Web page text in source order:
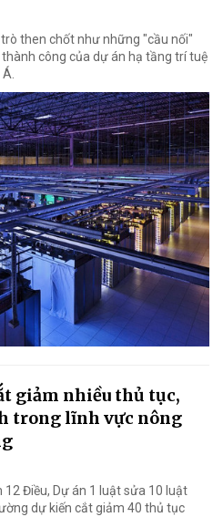
then chốt như những "cầu nối"
công của dự án hạ tầng trí tuệ
giảm nhiều thủ tục,
trong lĩnh vực nông
Điều, Dự án 1 luật sửa 10 luật
dự kiến cắt giảm 40 thủ tục